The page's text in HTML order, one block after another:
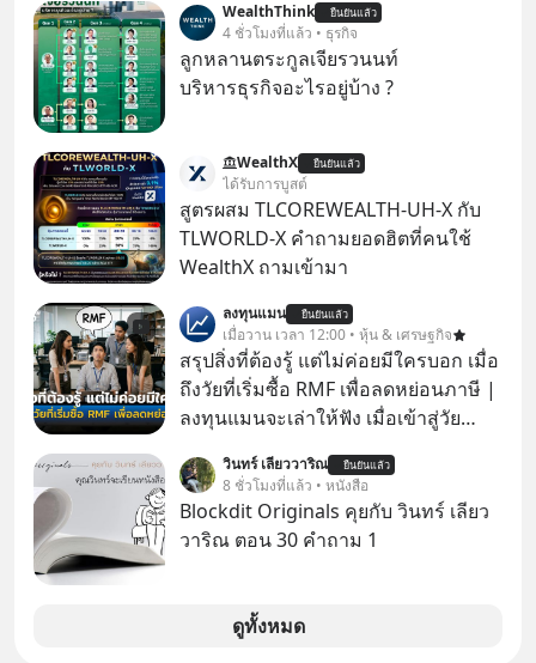
WealthThink ยืนยันแล้ว
4 ชั่วโมงที่แล้ว • ธุรกิจ
ลูกหลานตระกูลเจียรวนนท์
บริหารธุรกิจอะไรอยู่บ้าง ?
WealthX ยืนยันแล้ว
ได้รับการบูสต์
สูตรผสม TLCOREWEALTH-UH-X กับ
TLWORLD-X คำถามยอดฮิตที่คนใช้
WealthX ถามเข้ามา
ลงทุนแมน ยืนยันแล้ว
เมื่อวาน เวลา 12:00 • หุ้น & เศรษฐกิจ
สรุปสิ่งที่ต้องรู้ แต่ไม่ค่อยมีใครบอก เมื่อ
ถึงวัยที่เริ่มซื้อ RMF เพื่อลดหย่อนภาษี |
ลงทุนแมนจะเล่าให้ฟัง เมื่อเข้าสู่วัย
ภาษี หลายคนมักได้รับคำแนะนำให้
ลงทุนใน RMF เพราะนอกจากจะช่วยลด
หย่อนภาษีได้แล้ว ยังเป็นโอกาสในการ
อะไรบ้าง ควรดู ตรงไหน ทำอย่างไร ถึง
จะดีกับเรา แล้วเราควรรู้ข้อมูลอะไร
วินทร์ เลียววาริณ ยืนยันแล้ว
8 ชั่วโมงที่แล้ว • หนังสือ
Blockdit Originals คุยกับ วินทร์ เลียว
วาริณ ตอน 30 คำถาม 1
ดูทั้งหมด